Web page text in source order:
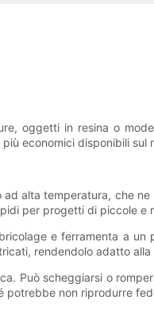
oggetti in resina o
economici disponibili sul
alta temperatura, che
per progetti di piccole e
e ferramenta a
rendendolo adatto
Può scheggiarsi o
potrebbe non riprodurre